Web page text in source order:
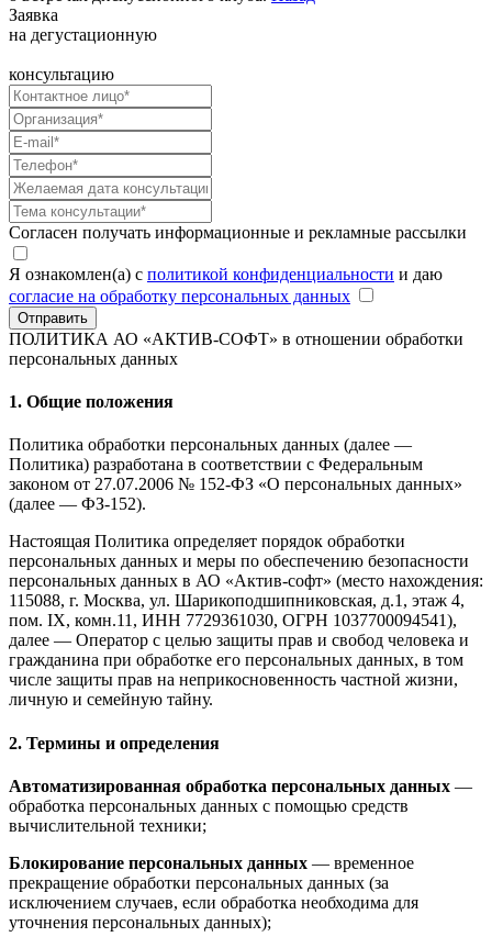
Заявка
на дегустационную
консультацию
Согласен получать информационные и рекламные рассылки
Я ознакомлен(а) с политикой конфиденциальности и даю
согласие на обработку персональных данных
Отправить
ПОЛИТИКА АО «АКТИВ-СОФТ» в отношении обработки
персональных данных
1. Общие положения
Политика обработки персональных данных (далее —
Политика) разработана в соответствии с Федеральным
законом от 27.07.2006 № 152-ФЗ «О персональных данных»
(далее — ФЗ-152).
Настоящая Политика определяет порядок обработки
персональных данных и меры по обеспечению безопасности
персональных данных в АО «Актив-софт» (место нахождения:
115088, г. Москва, ул. Шарикоподшипниковская, д.1, этаж 4,
пом. IX, комн.11, ИНН 7729361030, ОГРН 1037700094541),
далее — Оператор с целью защиты прав и свобод человека и
гражданина при обработке его персональных данных, в том
числе защиты прав на неприкосновенность частной жизни,
личную и семейную тайну.
2. Термины и определения
Автоматизированная обработка персональных данных —
обработка персональных данных с помощью средств
вычислительной техники;
Блокирование персональных данных — временное
прекращение обработки персональных данных (за
исключением случаев, если обработка необходима для
уточнения персональных данных);